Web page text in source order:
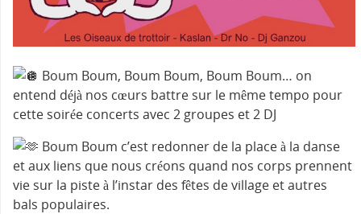
Boum Boum, Boum Boum, Boum Boum… on
entend déjà nos cœurs battre sur le même tempo pour
cette soirée concerts avec 2 groupes et 2 DJ
Boum Boum c’est redonner de la place à la danse
et aux liens que nous créons quand nos corps prennent
vie sur la piste à l’instar des fêtes de village et autres
bals populaires.